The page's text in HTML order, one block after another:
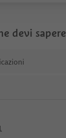
devi sapere